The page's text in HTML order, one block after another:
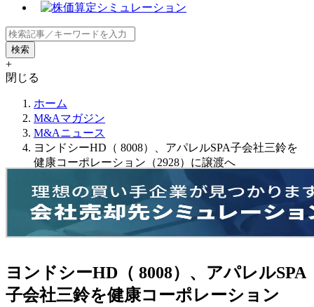
+
閉じる
ホーム
M&Aマガジン
M&Aニュース
ヨンドシーHD（ 8008）、アパレルSPA子会社三鈴を
健康コーポレーション（2928）に譲渡へ
ヨンドシーHD（ 8008）、アパレルSPA
子会社三鈴を健康コーポレーション